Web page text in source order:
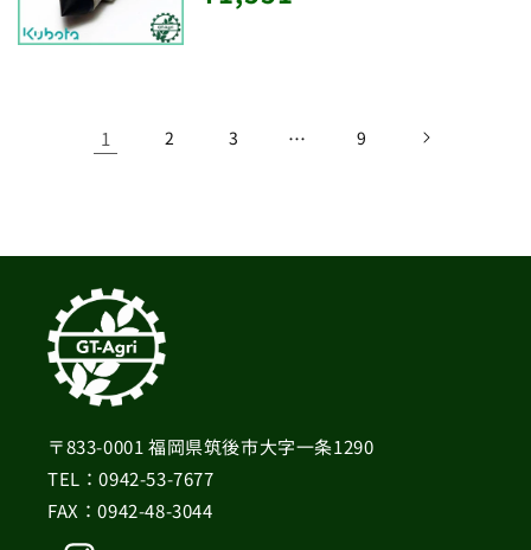
1 2 3 … 9
〒833-0001 福岡県筑後市大字一条1290
TEL：0942-53-7677
FAX：0942-48-3044